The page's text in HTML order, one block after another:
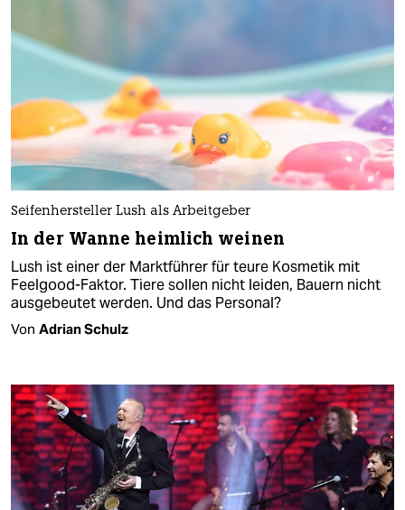
Seifenhersteller Lush als Arbeitgeber
In der Wanne heimlich weinen
Lush ist einer der Marktführer für teure Kosmetik mit
Feelgood-Faktor. Tiere sollen nicht leiden, Bauern nicht
ausgebeutet werden. Und das Personal?
Von Adrian Schulz